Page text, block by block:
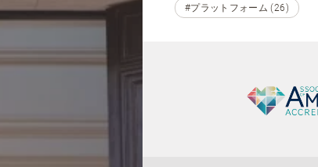
#プラットフォーム (26)